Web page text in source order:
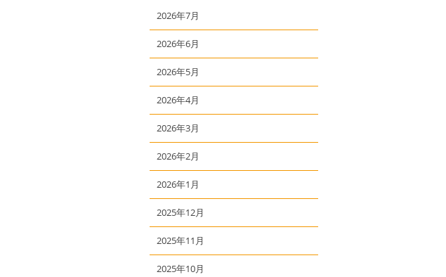
2026年7月
2026年6月
2026年5月
2026年4月
2026年3月
2026年2月
2026年1月
2025年12月
2025年11月
2025年10月